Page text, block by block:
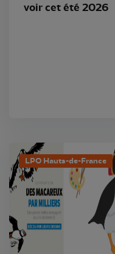
voir cet été 2026
LPO Hauts-de-France